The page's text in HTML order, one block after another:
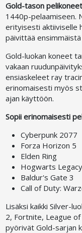
Gold-tason pelikoneet
1440p-pelaamiseen.
erityisesti aktiiviselle
päivittää
Gold-luokan koneet
vakaan
ensiaskeleet ray
erinomaisesti myös
ajan käyttöön.
Sopii erinomaisesti
Cyberpunk 2077
Forza Horizon 5
Elden Ring
Hogwarts Legacy
Baldur's Gate 3
Call of Duty:
Lisäksi kaikki Silver-
2, Fortnite, League
pyörivät Gold-sarjan